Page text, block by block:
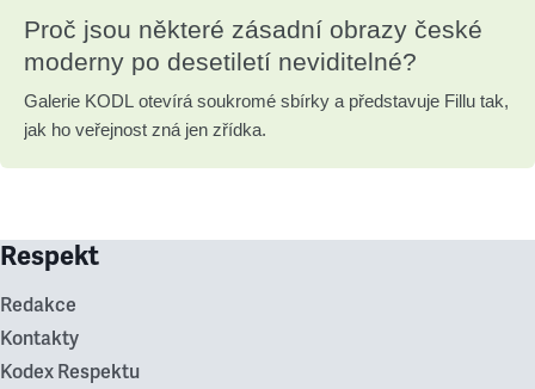
Proč jsou některé zásadní obrazy české
moderny po desetiletí neviditelné?
Galerie KODL otevírá soukromé sbírky a představuje Fillu tak,
jak ho veřejnost zná jen zřídka.
Respekt
Redakce
Kontakty
Kodex Respektu